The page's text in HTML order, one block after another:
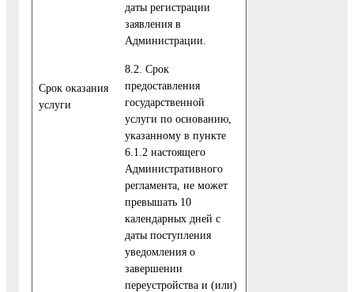
Cрок оказания
услуги
даты регистрации
заявления в
Администрации.
8.2. Срок
предоставления
государственной
услуги по основанию,
указанному в пункте
6.1.2 настоящего
Административного
регламента, не может
превышать 10
календарных дней с
даты поступления
уведомления о
завершении
переустройства и (или)